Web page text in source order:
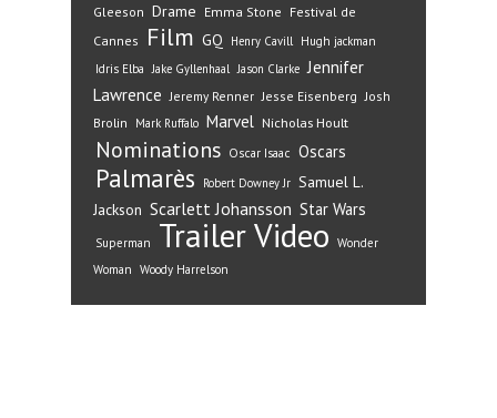
Gleeson Drame Emma Stone Festival de
Cannes
Film GQ Henry Cavill Hugh jackman
Idris Elba Jake Gyllenhaal Jason Clarke Jennifer
Lawrence Jeremy Renner Jesse Eisenberg Josh
Brolin
Mark Ruffalo Marvel Nicholas Hoult
Nominations Oscar Isaac Oscars
Palmarès Robert Downey Jr Samuel L.
Jackson Scarlett Johansson Star Wars
Superman TrailerVideo Wonder
Woman Woody Harrelson